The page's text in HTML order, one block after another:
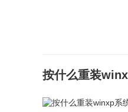
按什么重装